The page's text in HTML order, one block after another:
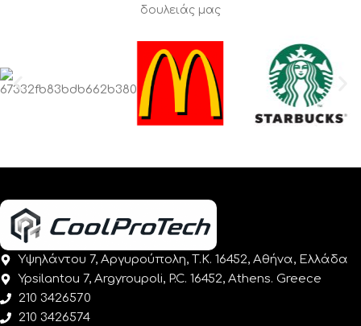
δουλειάς μας
Υψηλάντου 7, Αργυρούπολη, Τ.Κ. 16452, Αθήνα, Ελλάδα
Ypsilantou 7, Argyroupoli, P.C. 16452, Athens. Greece
210 3426570
210 3426574